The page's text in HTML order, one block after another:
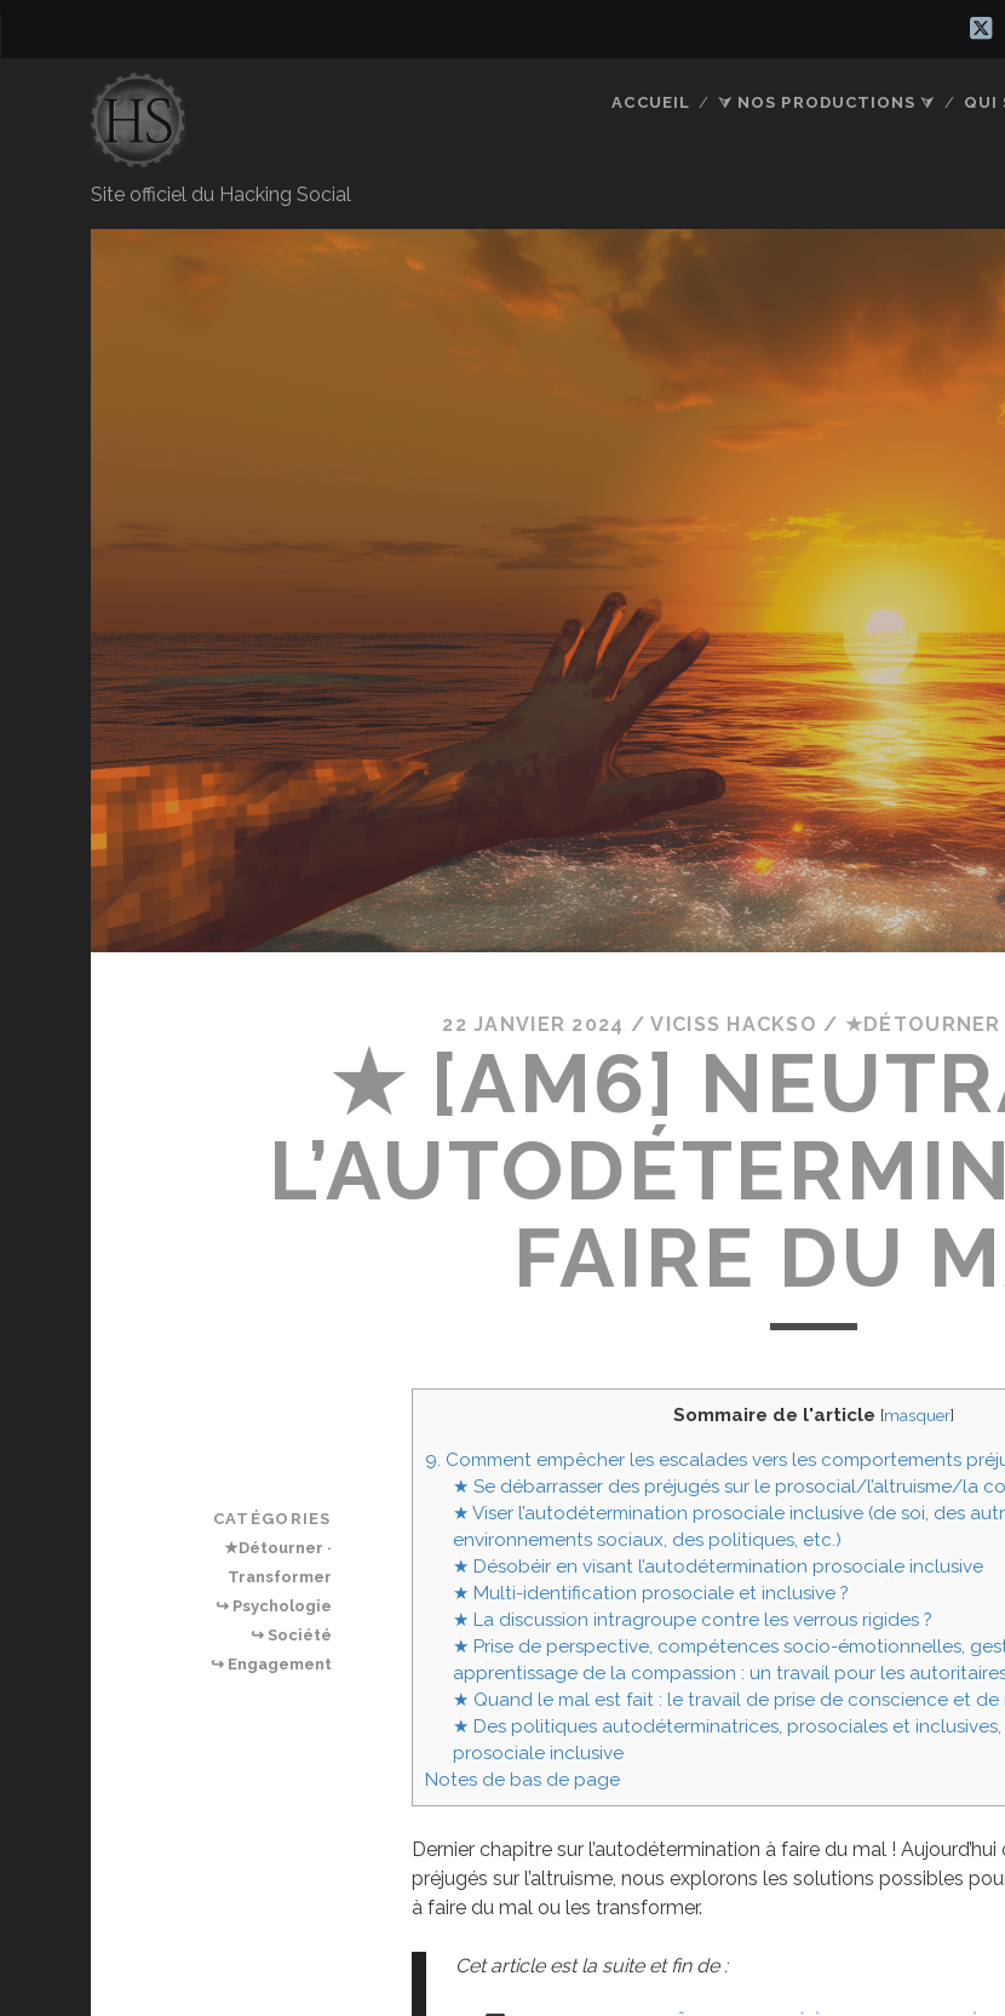
Site officiel du Hacking Social
ACCUEIL ⮛ NOS PRODUCTIONS ⮛ QUI
22 JANVIER 2024 /VICISS HACKSO / ★DÉTOURNER
★ [AM6]
FAIRE DU
Sommaire de l'article [masquer]
9. Comment empêcher les escalades vers les comportements
★ Se débarrasser des préjugés sur le prosocial/l’altruisme/la
★ Viser l’autodétermination prosociale inclusive (de soi, des
environnements sociaux, des politiques, etc.)
★ Désobéir en visant l’autodétermination prosociale inclusive
★ Multi-identification prosociale et inclusive ?
★ La discussion intragroupe contre les verrous rigides ?
★ Prise de perspective, compétences socio-émotionnelles,
apprentissage de la compassion : un travail pour les
★ Quand le mal est fait : le travail de prise de conscience et de
★ Des politiques autodéterminatrices, prosociales et
prosociale inclusive
Notes de bas de page
Dernier chapitre sur l’autodétermination à faire du mal !
préjugés sur l’altruisme, nous explorons les solutions possibles
à faire du mal ou les transformer.
Cet article est la suite et fin de :
CATÉGORIES
★Détourner ·
Transformer
↪ Psychologie
↪ Société
↪ Engagement